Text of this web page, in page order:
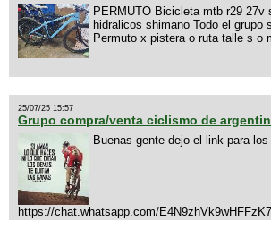
PERMUTO Bicicleta mtb r29 27v
hidralicos shimano Todo el grupo
Permuto x pistera o ruta talle s o
25/07/25 15:57
Grupo compra/venta ciclismo de
Buenas gente dejo el link para
https://chat.whatsapp.com/